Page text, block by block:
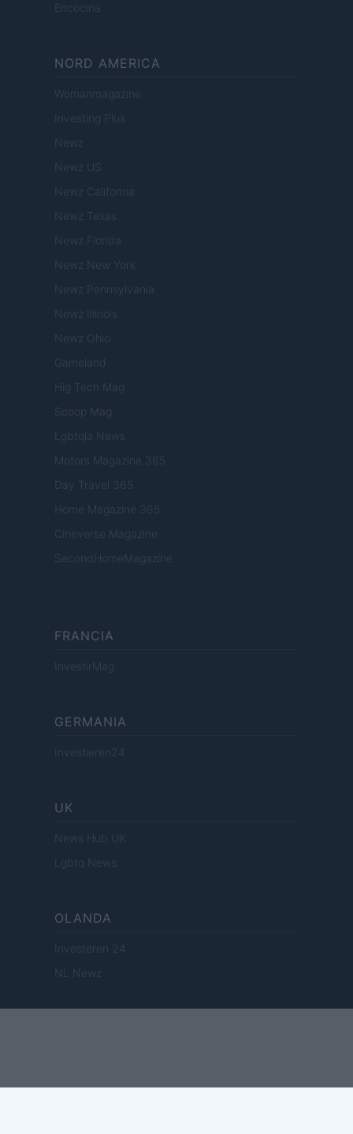
Encocina
NORD AMERICA
Womanmagazine
Investing Plus
Newz
Newz US
Newz California
Newz Texas
Newz Florida
Newz New York
Newz Pennsylvania
Newz Illinois
Newz Ohio
Gameland
Hig Tech Mag
Scoop Mag
Lgbtqia News
Motors Magazine 365
Day Travel 365
Home Magazine 365
Cineverse Magazine
SecondHomeMagazine
FRANCIA
InvestirMag
GERMANIA
Investieren24
UK
News Hub UK
Lgbtq News
OLANDA
Investeren 24
NL Newz